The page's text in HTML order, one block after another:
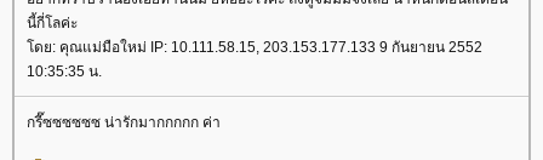
นี้กี่โลค่ะ
ดย: คุณแม่มือใหม่ IP: 10.111.58.15, 203.153.177.133 9 กันยายน 2552
10:35:35 น.
กรี๊ซซซซซซ น่ารักมากกกกก ค่า